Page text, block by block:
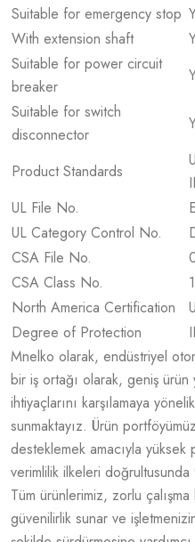
Suitable for emergency stop
With extension shaft
Suitable for power circuit
breaker
Suitable for switch
disconnector
Product Standards
UL File No.
UL Category Control No.
CSA File No.
CSA Class No.
North America Certification
Degree of Protection
Mnelko olarak, endüstriyel
bir iş ortağı olarak, geniş
ihtiyaçlarını karşılamaya
sunmaktayız. Ürün
desteklemek amacıyla yüksek
verimlilik ilkeleri doğrultusunda
Tüm ürünlerimiz, zorlu
güvenilirlik sunar ve